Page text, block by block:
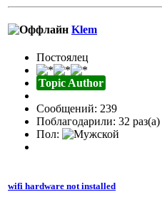
Klem
Постоялец
Topic Author
Сообщений: 239
Поблагодарили: 32 раз(а)
Пол:
wifi hardware not installed